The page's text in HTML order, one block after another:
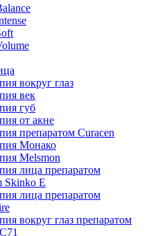
вокруг глаз
век
губ
от акне
препаратом Curacen
Монако
Melsmon
лица препаратом
Skinko E
лица препаратом
вокруг глаз препаратом